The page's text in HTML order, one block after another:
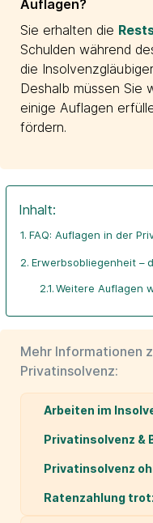
Auflagen?
Sie erhalten die
Schulden während
die
Deshalb müssen Sie
einige Auflagen
fördern.
Inhalt:
FAQ: Auflagen in der
Erwerbsobliegenheit –
Weitere Auflagen
Mehr Informationen
Privatinsolvenz:
Arbeiten im
Privatinsolvenz &
Privatinsolvenz
Ratenzahlung